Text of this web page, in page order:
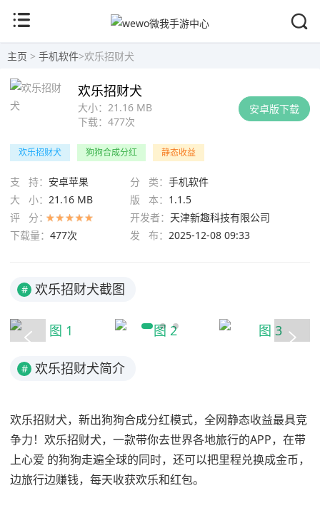
主页 > 手机软件>欢乐招财犬
安卓版下载
大小： 21.16 MB
下载： 477次
欢乐招财犬
欢乐招财犬 狗狗合成分红 静态收益
支 持： 安卓苹果 分 类： 手机软件
大 小： 21.16 MB 版 本： 1.1.5
评 分：
开发者： 天津新趣科技有限公司
下载量： 477次 发 布： 2025-12-08 09:33
# 欢乐招财犬截图
# 欢乐招财犬简介
欢乐招财犬，新出狗狗合成分红模式，全网静态收益最具竞
争力！欢乐招财犬，一款带你去世界各地旅行的APP，在带
上心爱 的狗狗走遍全球的同时，还可以把里程兑换成金币，
边旅行边赚钱，每天收获欢乐和红包。